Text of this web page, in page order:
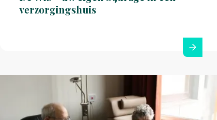
verzorgingshuis